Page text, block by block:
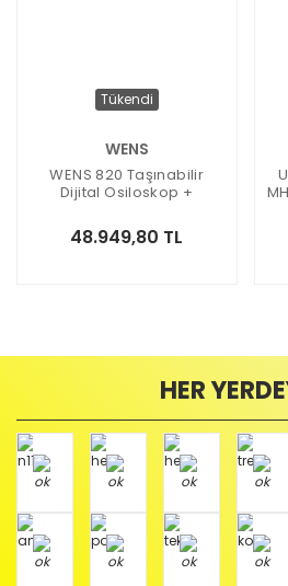
Tükendi
WENS
WENS 820 Taşınabilir
Dijital Osiloskop +
48.949,80 TL
HER